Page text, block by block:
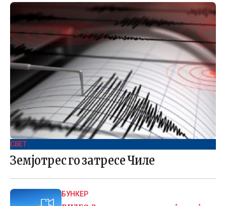
СВЕТ .
Земјотрес го затресе Чиле
БУНКЕР